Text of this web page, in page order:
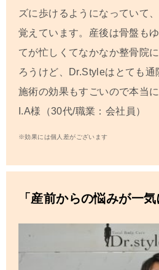
ズに歩けるようになっていて
覚えています。産後は骨盤も
てが忙しくてなかなか整骨院
ろうけど、Dr.Styleはとても通
施術の効果もすごいので本当
I.A様（30代/職業：会社員）
※効果には個人差がございます
「産前からの悩みが一気